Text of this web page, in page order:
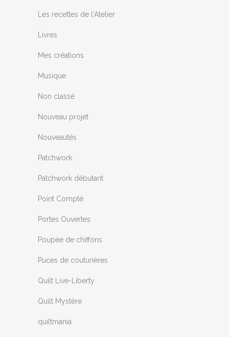
Les recettes de l'Atelier
Livres
Mes créations
Musique
Non classé
Nouveau projet
Nouveautés
Patchwork
Patchwork débutant
Point Compté
Portes Ouvertes
Poupée de chiffons
Puces de couturières
Quilt Live-Liberty
Quilt Mystère
quiltmania